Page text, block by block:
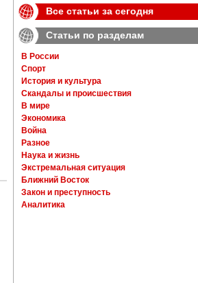
Все статьи за сегодня
Статьи по разделам
В России
Спорт
История и культура
Скандалы и происшествия
В мире
Экономика
Война
Разное
Наука и жизнь
Экстремальная ситуация
Ближний Восток
Закон и преступность
Аналитика